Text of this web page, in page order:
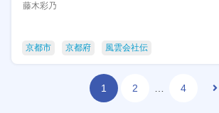
藤木彩乃
京都市 京都府 風雲会社伝
1 2 4